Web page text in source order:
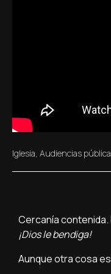
Iglesia Audiencias
Cercanía
¡Dios le bendiga!
Aunque otra cosa